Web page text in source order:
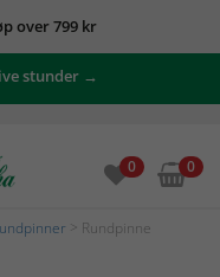
over 799 kr
stunder →
0 0
> Rundpinne